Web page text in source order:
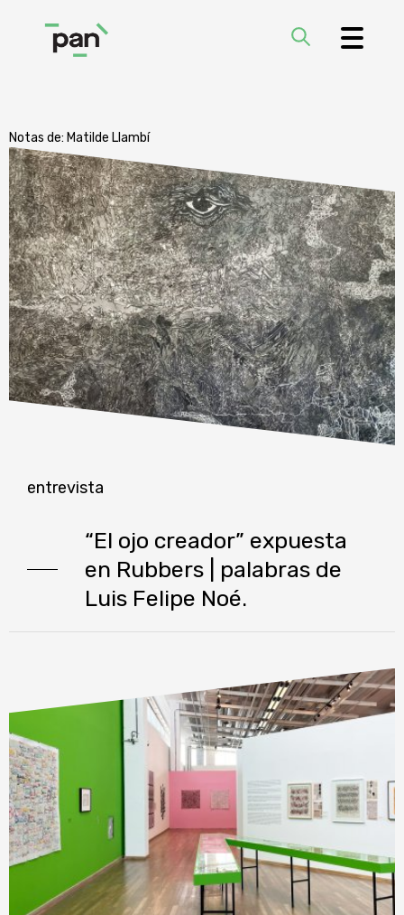
Notas de: Matilde Llambí
entrevista
“El ojo creador” expuesta
en Rubbers | palabras de
Luis Felipe Noé.